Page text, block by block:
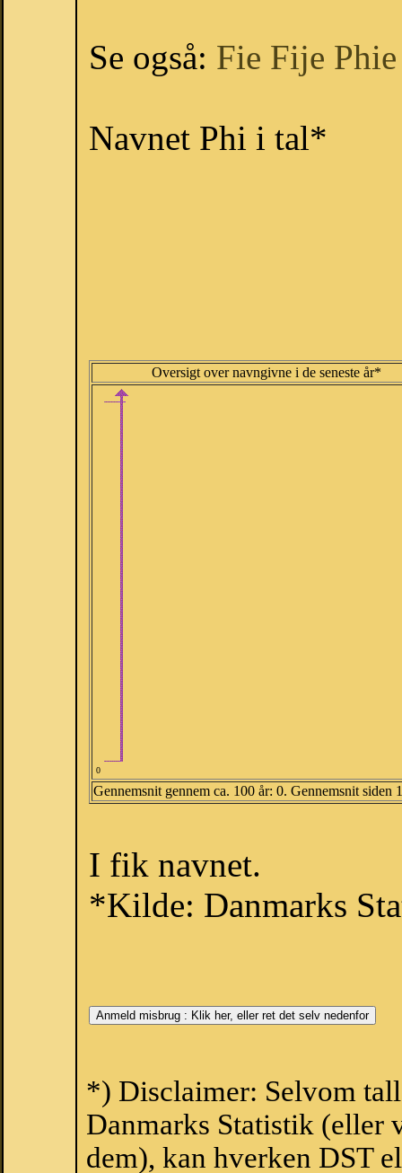
Se også: Fie Fije Phie
Navnet Phi i tal*
Oversigt over navngivne i de seneste år*
0
Gennemsnit gennem ca. 100 år: 0. Gennemsnit siden
I fik navnet.
*Kilde: Danmarks
*) Disclaimer: Selvom
Danmarks Statistik (eller
dem), kan hverken DST